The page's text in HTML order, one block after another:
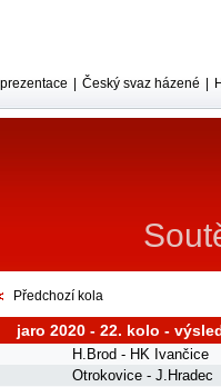
Český svaz házené
Předchozí kola
jaro 2020 - 22. kolo -
H.Brod - HK Ivančice
Otrokovice - J.Hradec